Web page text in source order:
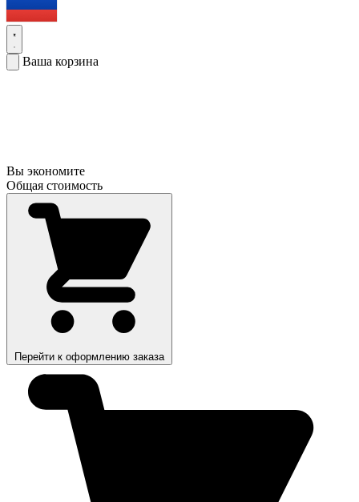
Ваша корзина
Вы экономите
Общая стоимость
Перейти к оформлению заказа